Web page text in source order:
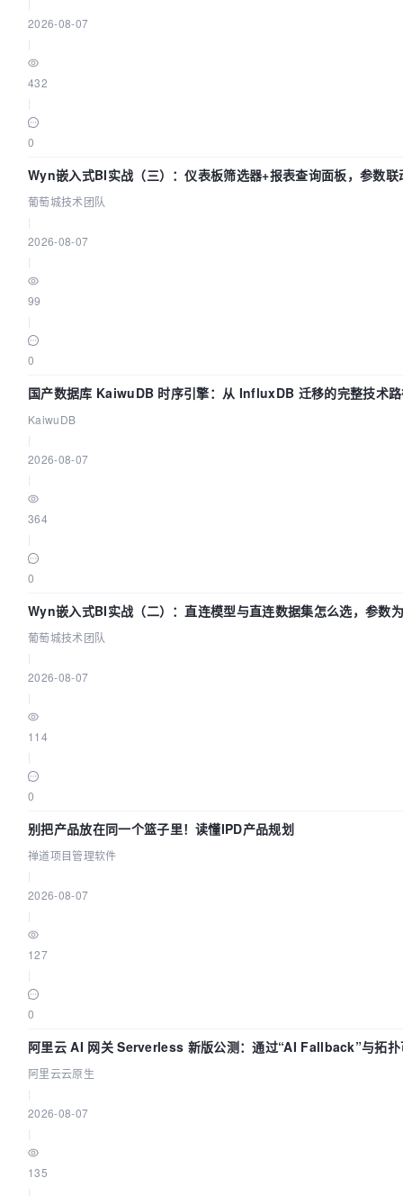
2026-08-07
432
0
Wyn嵌入式BI实战（三）：仪表板筛选器+报表查询面板，参数联
环
葡萄城技术团队
2026-08-07
99
0
国产数据库 KaiwuDB 时序引擎：从 InfluxDB 迁移的完整技术
KaiwuDB
2026-08-07
364
0
Wyn嵌入式BI实战（二）：直连模型与直连数据集怎么选，参数
不生效？| 葡萄城技术团队
葡萄城技术团队
2026-08-07
114
0
别把产品放在同一个篮子里！读懂IPD产品规划
禅道项目管理软件
2026-08-07
127
0
阿里云 AI 网关 Serverless 新版公测：通过“AI Fallback”与拓扑
化构建 AI 流量治理底座
阿里云云原生
2026-08-07
135